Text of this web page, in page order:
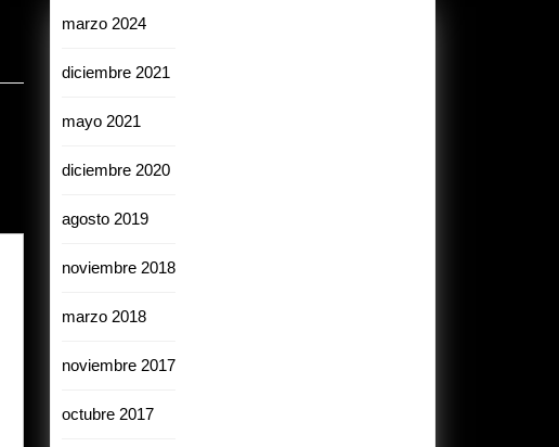
marzo 2024
diciembre 2021
mayo 2021
diciembre 2020
agosto 2019
noviembre 2018
marzo 2018
noviembre 2017
octubre 2017